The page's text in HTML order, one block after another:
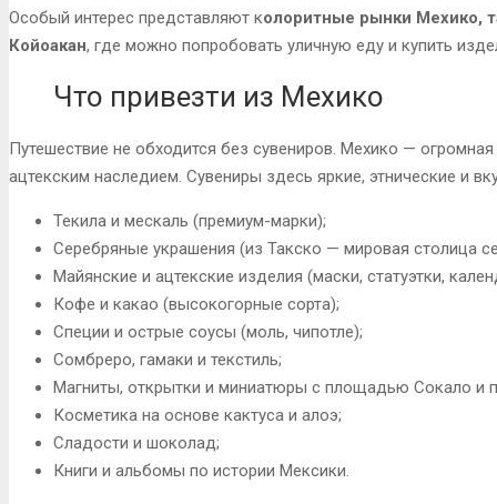
Особый интерес представляют колоритные рынки Мехико,
Койоакан, где можно попробовать уличную еду и купить
Что привезти из Мехико
Путешествие не обходится без сувениров. Мехико —
ацтекским наследием. Сувениры здесь яркие, этнические и
Текила и мескаль (премиум-марки);
Серебряные украшения (из Такско — мировая столица
Майянские и ацтекские изделия (маски, статуэтки,
Кофе и какао (высокогорные сорта);
Специи и острые соусы (моль, чипотле);
Сомбреро, гамаки и текстиль;
Магниты, открытки и миниатюры с площадью Сокало и
Косметика на основе кактуса и алоэ;
Сладости и шоколад;
Книги и альбомы по истории Мексики.